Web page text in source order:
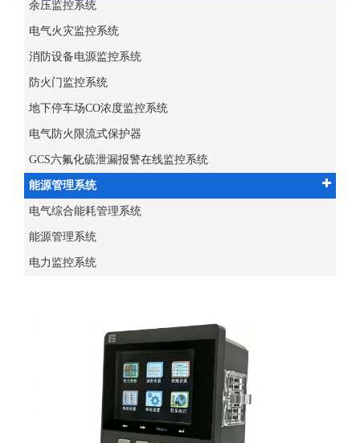
余压监控系统
电气火灾监控系统
消防设备电源监控系统
防火门监控系统
地下停车场CO浓度监控系统
电气防火限流式保护器
GCS六氟化硫泄漏报警在线监控系统
能源管理系统
电气综合能耗管理系统
能源管理系统
电力监控系统